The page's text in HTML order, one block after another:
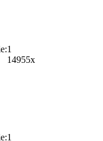
1
14955x
1